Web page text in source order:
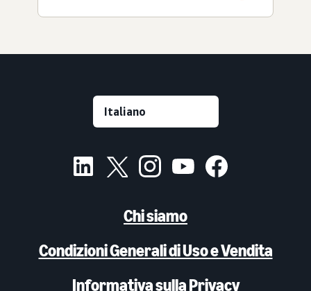
Chi siamo
Condizioni Generali di Uso e Vendita
Informativa sulla Privacy